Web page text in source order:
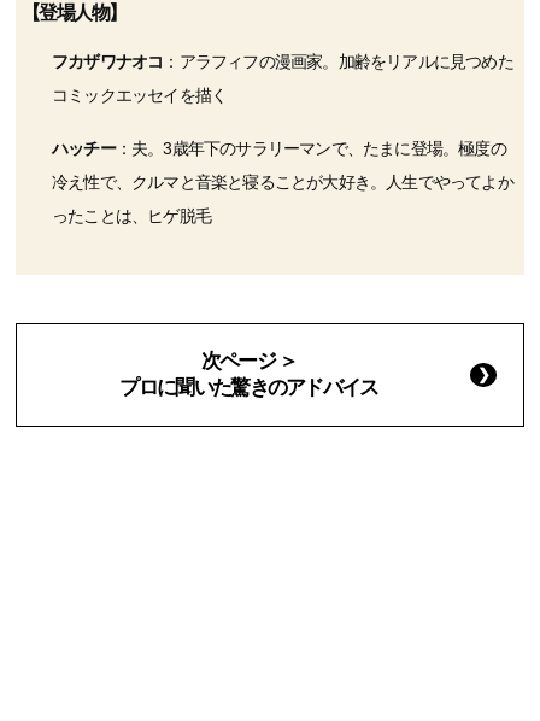
【登場人物】
フカザワナオコ ：アラフィフの漫画家。加齢をリアルに見つめた
コミックエッセイを描く
ハッチー：夫。3歳年下のサラリーマンで、たまに登場。極度の
冷え性で、クルマと音楽と寝ることが大好き。人生でやってよか
ったことは、ヒゲ脱毛
次ページ ＞
プロに聞いた驚きのアドバイス